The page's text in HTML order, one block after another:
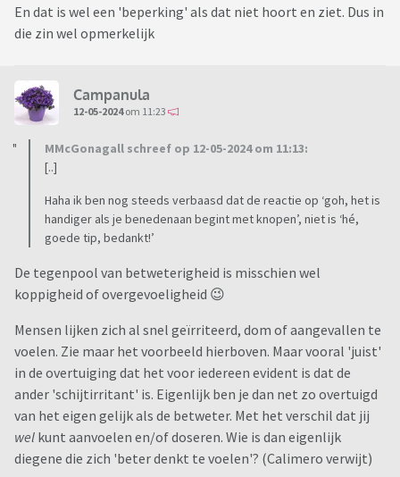
En dat is wel een 'beperking' als dat niet hoort en ziet. Dus in
die zin wel opmerkelijk
Campanula
12-05-2024om 11:23
MMcGonagall schreef op 12-05-2024 om 11:13:
[..]
Haha ik ben nog steeds verbaasd dat de reactie op ‘goh, het is
handiger als je benedenaan begint met knopen’, niet is ‘hé,
goede tip, bedankt!’
De tegenpool van betweterigheid is misschien wel
koppigheid of overgevoeligheid 😉
Mensen lijken zich al snel geïrriteerd, dom of aangevallen te
voelen. Zie maar het voorbeeld hierboven. Maar vooral 'juist'
in de overtuiging dat het voor iedereen evident is dat de
ander 'schijtirritant' is. Eigenlijk ben je dan net zo overtuigd
van het eigen gelijk als de betweter. Met het verschil dat jij
wel kunt aanvoelen en/of doseren. Wie is dan eigenlijk
diegene die zich 'beter denkt te voelen'? (Calimero verwijt)